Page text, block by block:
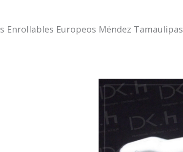
Enrollables Europeos Méndez Tamaulipas